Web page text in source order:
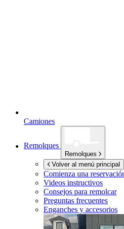
Camiones
Remolques
Remolques
Volver al menú principal
Comienza una
Videos instructivos
Consejos para remolcar
Preguntas frecuentes
Enganches y accesorios